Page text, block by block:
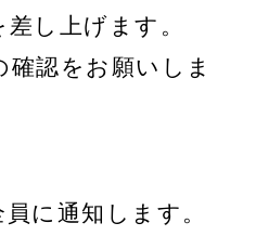
し上げます。
認をお願いしま
に通知します。